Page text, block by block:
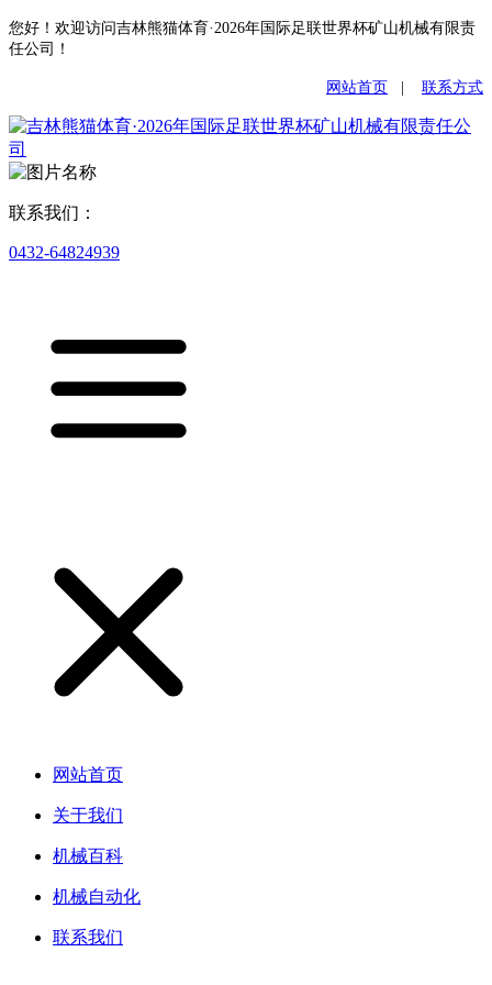
您好！欢迎访问吉林熊猫体育·2026年国际足联世界杯矿山机械有限责
任公司！
网站首页 联系方式
联系我们：
0432-64824939
网站首页
关于我们
机械百科
机械自动化
联系我们